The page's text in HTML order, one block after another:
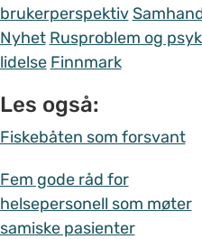
brukerperspektiv
Nyhet Rusproblem og
lidelse Finnmark
Les også:
Fiskebåten som forsvant
Fem gode råd for
helsepersonell som møter
samiske pasienter